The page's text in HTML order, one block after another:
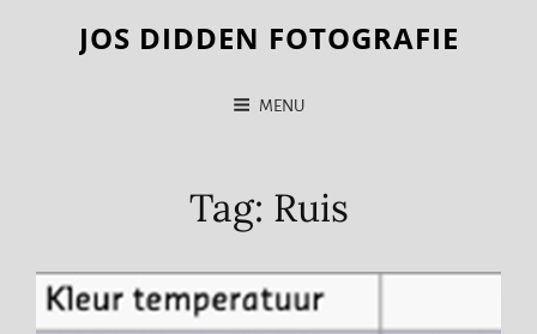
JOS DIDDEN FOTOGRAFIE
MENU
Tag: Ruis